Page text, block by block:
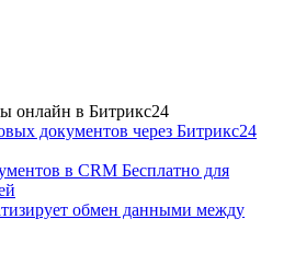
онлайн в Битрикс24
документов через Битрикс24
в CRM Бесплатно для
обмен данными между